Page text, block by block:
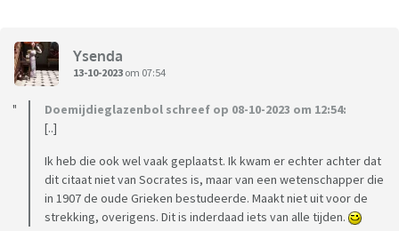
Ysenda
13-10-2023 om 07:54
Doemijdieglazenbol schreef op 08-10-2023 om 12:54:
[..]
Ik heb die ook wel vaak geplaatst. Ik kwam er echter achter dat
dit citaat niet van Socrates is, maar van een wetenschapper die
in 1907 de oude Grieken bestudeerde. Maakt niet uit voor de
strekking, overigens. Dit is inderdaad iets van alle tijden.